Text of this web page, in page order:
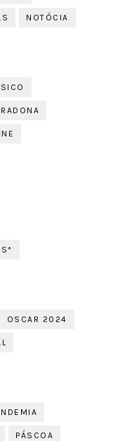
NOTÓCIA
OSCAR 2024
PÁSCOA